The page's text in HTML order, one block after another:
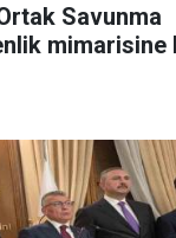
Savunma
mimarisine